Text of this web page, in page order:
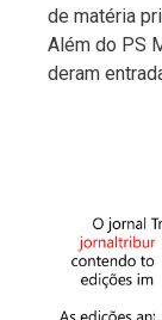
de matéria
Além do PS
deram